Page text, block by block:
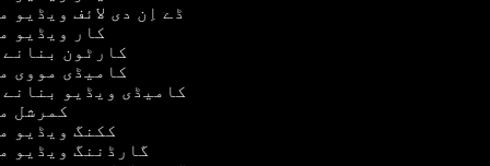
ڈے اِن دی لائف ویڈیو
کار ویڈیو
کارٹون بنانے
کامیڈی مووی
کامیڈی ویڈیو بنانے
کمرشل
ککنگ ویڈیو
گارڈننگ ویڈیو